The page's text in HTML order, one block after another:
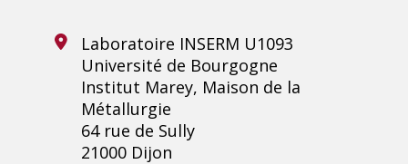
Laboratoire INSERM U1093
Université de Bourgogne
Institut Marey, Maison de la
Métallurgie
64 rue de Sully
21000 Dijon